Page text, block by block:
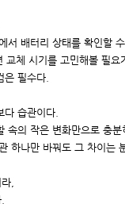
서 배터리 상태를 확인할 수
체 시기를 고민해볼 필요
필수다.
습관이다.
속의 작은 변화만으로 충분
하나만 바꿔도 그 차이는
,